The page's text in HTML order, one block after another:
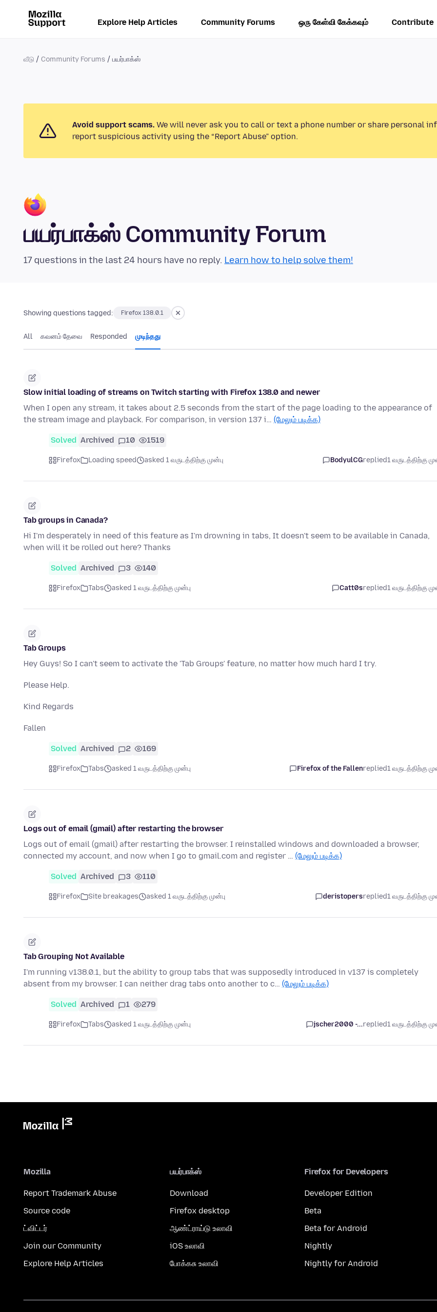
Explore Help Articles Community Forums ஒரு கேள்வி கேக்கவும் Contribute
வீடு Community Forums பயர்பாக்ஸ்
Avoid support scams. We will never ask you to call or text a phone number or share personal
report suspicious activity using the “Report Abuse” option.
பயர்பாக்ஸ் Community Forum
17 questions in the last 24 hours have no reply. Learn how to help solve them!
Showing questions tagged: Firefox 138.0.1
All கவனம் தேவை Responded முடிந்தது
Slow initial loading of streams on Twitch starting with Firefox 138.0 and newer
When I open any stream, it takes about 2.5 seconds from the start of the page loading to the appearance of
the stream image and playback. For comparison, in version 137 i… (மேலும் படிக்க)
Solved Archived 10 1519
Firefox Loading speed asked 1 வருடத்திற்கு முன்பு BodyulCGreplied1 வருடத்திற்கு
Tab groups in Canada?
Hi I'm desperately in need of this feature as I'm drowning in tabs, It doesn't seem to be available in Canada,
when will it be rolled out here? Thanks
Solved Archived 3 140
Firefox Tabs asked 1 வருடத்திற்கு முன்பு Catt0sreplied1 வருடத்திற்கு
Tab Groups
Hey Guys! So I can't seem to activate the 'Tab Groups' feature, no matter how much hard I try.
Please Help.
Kind Regards
Fallen
Solved Archived 2 169
Firefox Tabs asked 1 வருடத்திற்கு முன்பு Firefox of the Fallenreplied1 வருடத்திற்கு
Logs out of email (gmail) after restarting the browser
Logs out of email (gmail) after restarting the browser. I reinstalled windows and downloaded a browser,
connected my account, and now when I go to gmail.com and register … (மேலும் படிக்க)
Solved Archived 3 110
Firefox Site breakages asked 1 வருடத்திற்கு முன்பு deristopersreplied1 வருடத்திற்கு
Tab Grouping Not Available
I'm running v138.0.1, but the ability to group tabs that was supposedly introduced in v137 is completely
absent from my browser. I can neither drag tabs onto another to c… (மேலும் படிக்க)
Solved Archived 1 279
Firefox Tabs asked 1 வருடத்திற்கு முன்பு jscher2000 -...replied1 வருடத்திற்கு
Mozilla
Report Trademark Abuse
Source code
ட்விட்டர்
Join our Community
Explore Help Articles
பயர்பாக்ஸ்
Download
Firefox desktop
ஆண்ட்ராய்டு உலாவி
iOS உலாவி
போக்கசு உலாவி
Firefox for Developers
Developer Edition
Beta
Beta for Android
Nightly
Nightly for Android